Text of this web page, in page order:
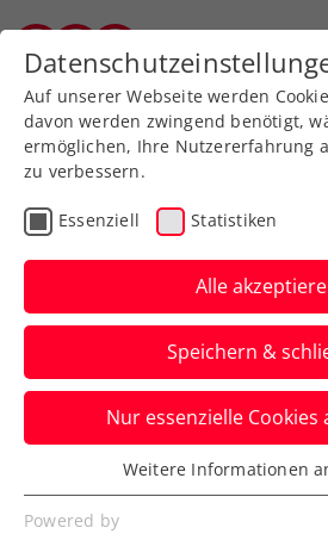
Zurück zur Newsübersicht
Turniere
Erste Bank
Fans und
Erste Bank
Das ATP-Turnier in Wien
2024 einen Rekord und
seinem Hauptsponsor
Auf unserer Webseite werden
davon werden zwingend benötigt,
ermöglichen, Ihre Nutzererfahrung
zu verbessern.
Essenziell Statistiken
Alle
Speichern &
Nur essenzielle Cookies
Essenziell
Essenzielle Cookies werden für
Weitere Informationen
Powered by